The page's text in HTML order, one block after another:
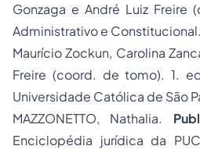
Gonzaga e André Luiz Freire
Administrativo e Constitucional.
Maurício Zockun, Carolina
Freire (coord. de tomo). 1.
Universidade Católica de São
MAZZONETTO, Nathalia.
Enciclopédia jurídica da